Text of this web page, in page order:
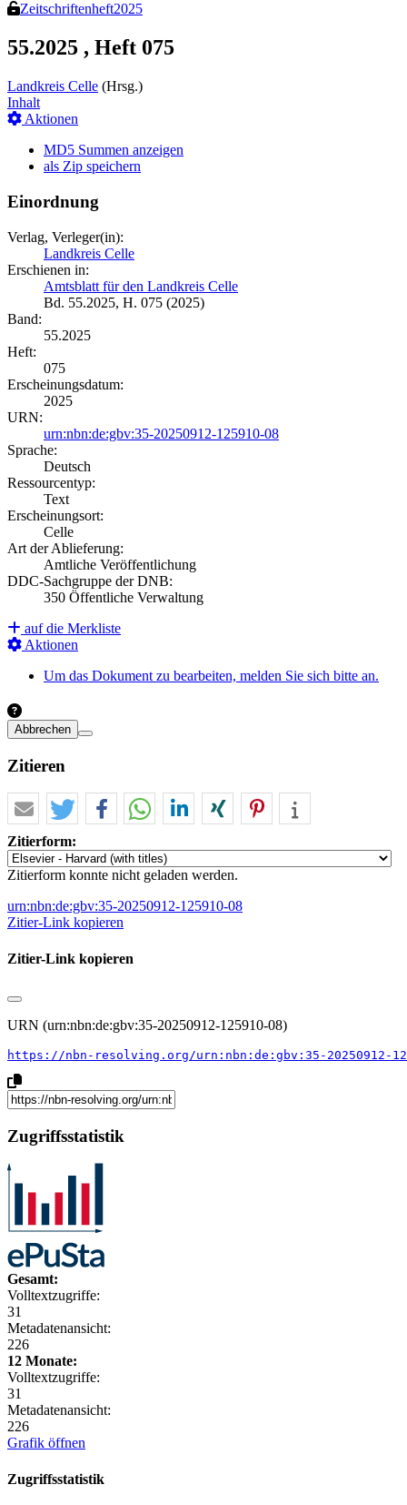
Zeitschriftenheft2025
55.2025 , Heft 075
Landkreis Celle (Hrsg.)
Inhalt
Aktionen
MD5 Summen anzeigen
als Zip speichern
Einordnung
Verlag, Verleger(in):
Landkreis Celle
Erschienen in:
Amtsblatt für den Landkreis Celle
Bd. 55.2025, H. 075 (2025)
Band:
55.2025
Heft:
075
Erscheinungsdatum:
2025
URN:
urn:nbn:de:gbv:35-20250912-125910-08
Sprache:
Deutsch
Ressourcentyp:
Text
Erscheinungsort:
Celle
Art der Ablieferung:
Amtliche Veröffentlichung
DDC-Sachgruppe der DNB:
350 Öffentliche Verwaltung
auf die Merkliste
Aktionen
Um das Dokument zu bearbeiten, melden Sie sich bitte an.
Abbrechen
Zitieren
Zitierform:
Zitierform konnte nicht geladen werden.
urn:nbn:de:gbv:35-20250912-125910-08
Zitier-Link kopieren
Zitier-Link kopieren
URN (urn:nbn:de:gbv:35-20250912-125910-08)
https://nbn-resolving.org/urn:nbn:de:gbv:35-20250912-
Zugriffsstatistik
Gesamt:
Volltextzugriffe:
31
Metadatenansicht:
226
12 Monate:
Volltextzugriffe:
31
Metadatenansicht:
226
Grafik öffnen
Zugriffsstatistik